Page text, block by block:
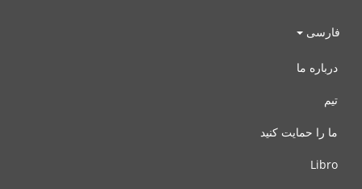
فارسی
درباره ما
تیم
ما را حمایت کنید
Libro